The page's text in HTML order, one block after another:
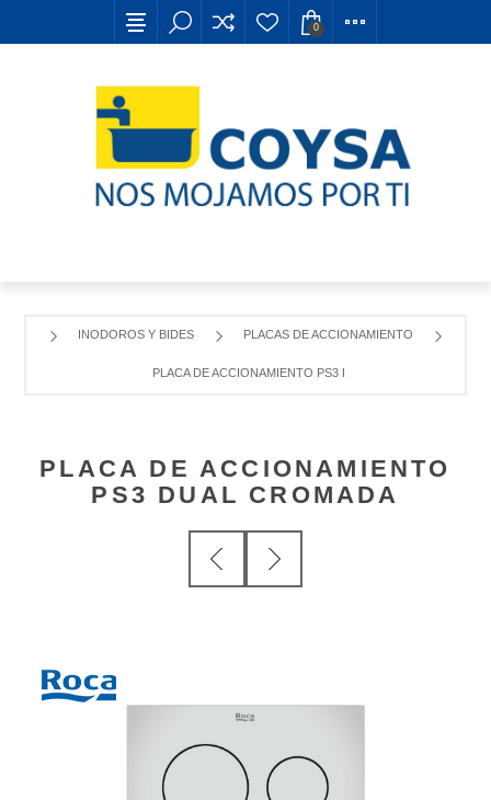
0
INODOROS Y BIDES PLACAS DE ACCIONAMIENTO
PLACA DE ACCIONAMIENTO PS3 DUAL CROMADA
PLACA DE ACCIONAMIENTO
PS3 DUAL CROMADA